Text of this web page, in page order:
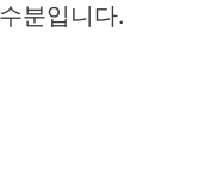
분입니다.